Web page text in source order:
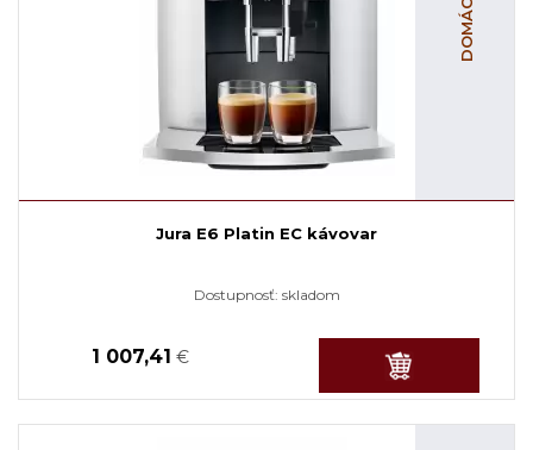
Jura E6 Platin EC kávovar
Dostupnosť: skladom
1 007,41 €